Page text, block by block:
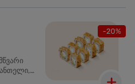
-20%